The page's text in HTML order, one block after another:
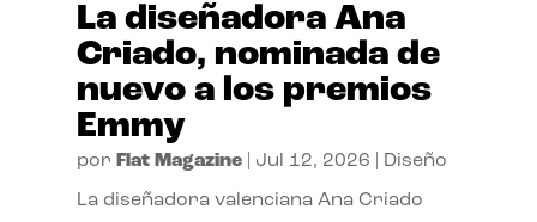
La diseñadora Ana
Criado, nominada de
nuevo a los premios
Emmy
por Flat Magazine| Jul 12, 2026 Diseño
La diseñadora valenciana Ana Criado